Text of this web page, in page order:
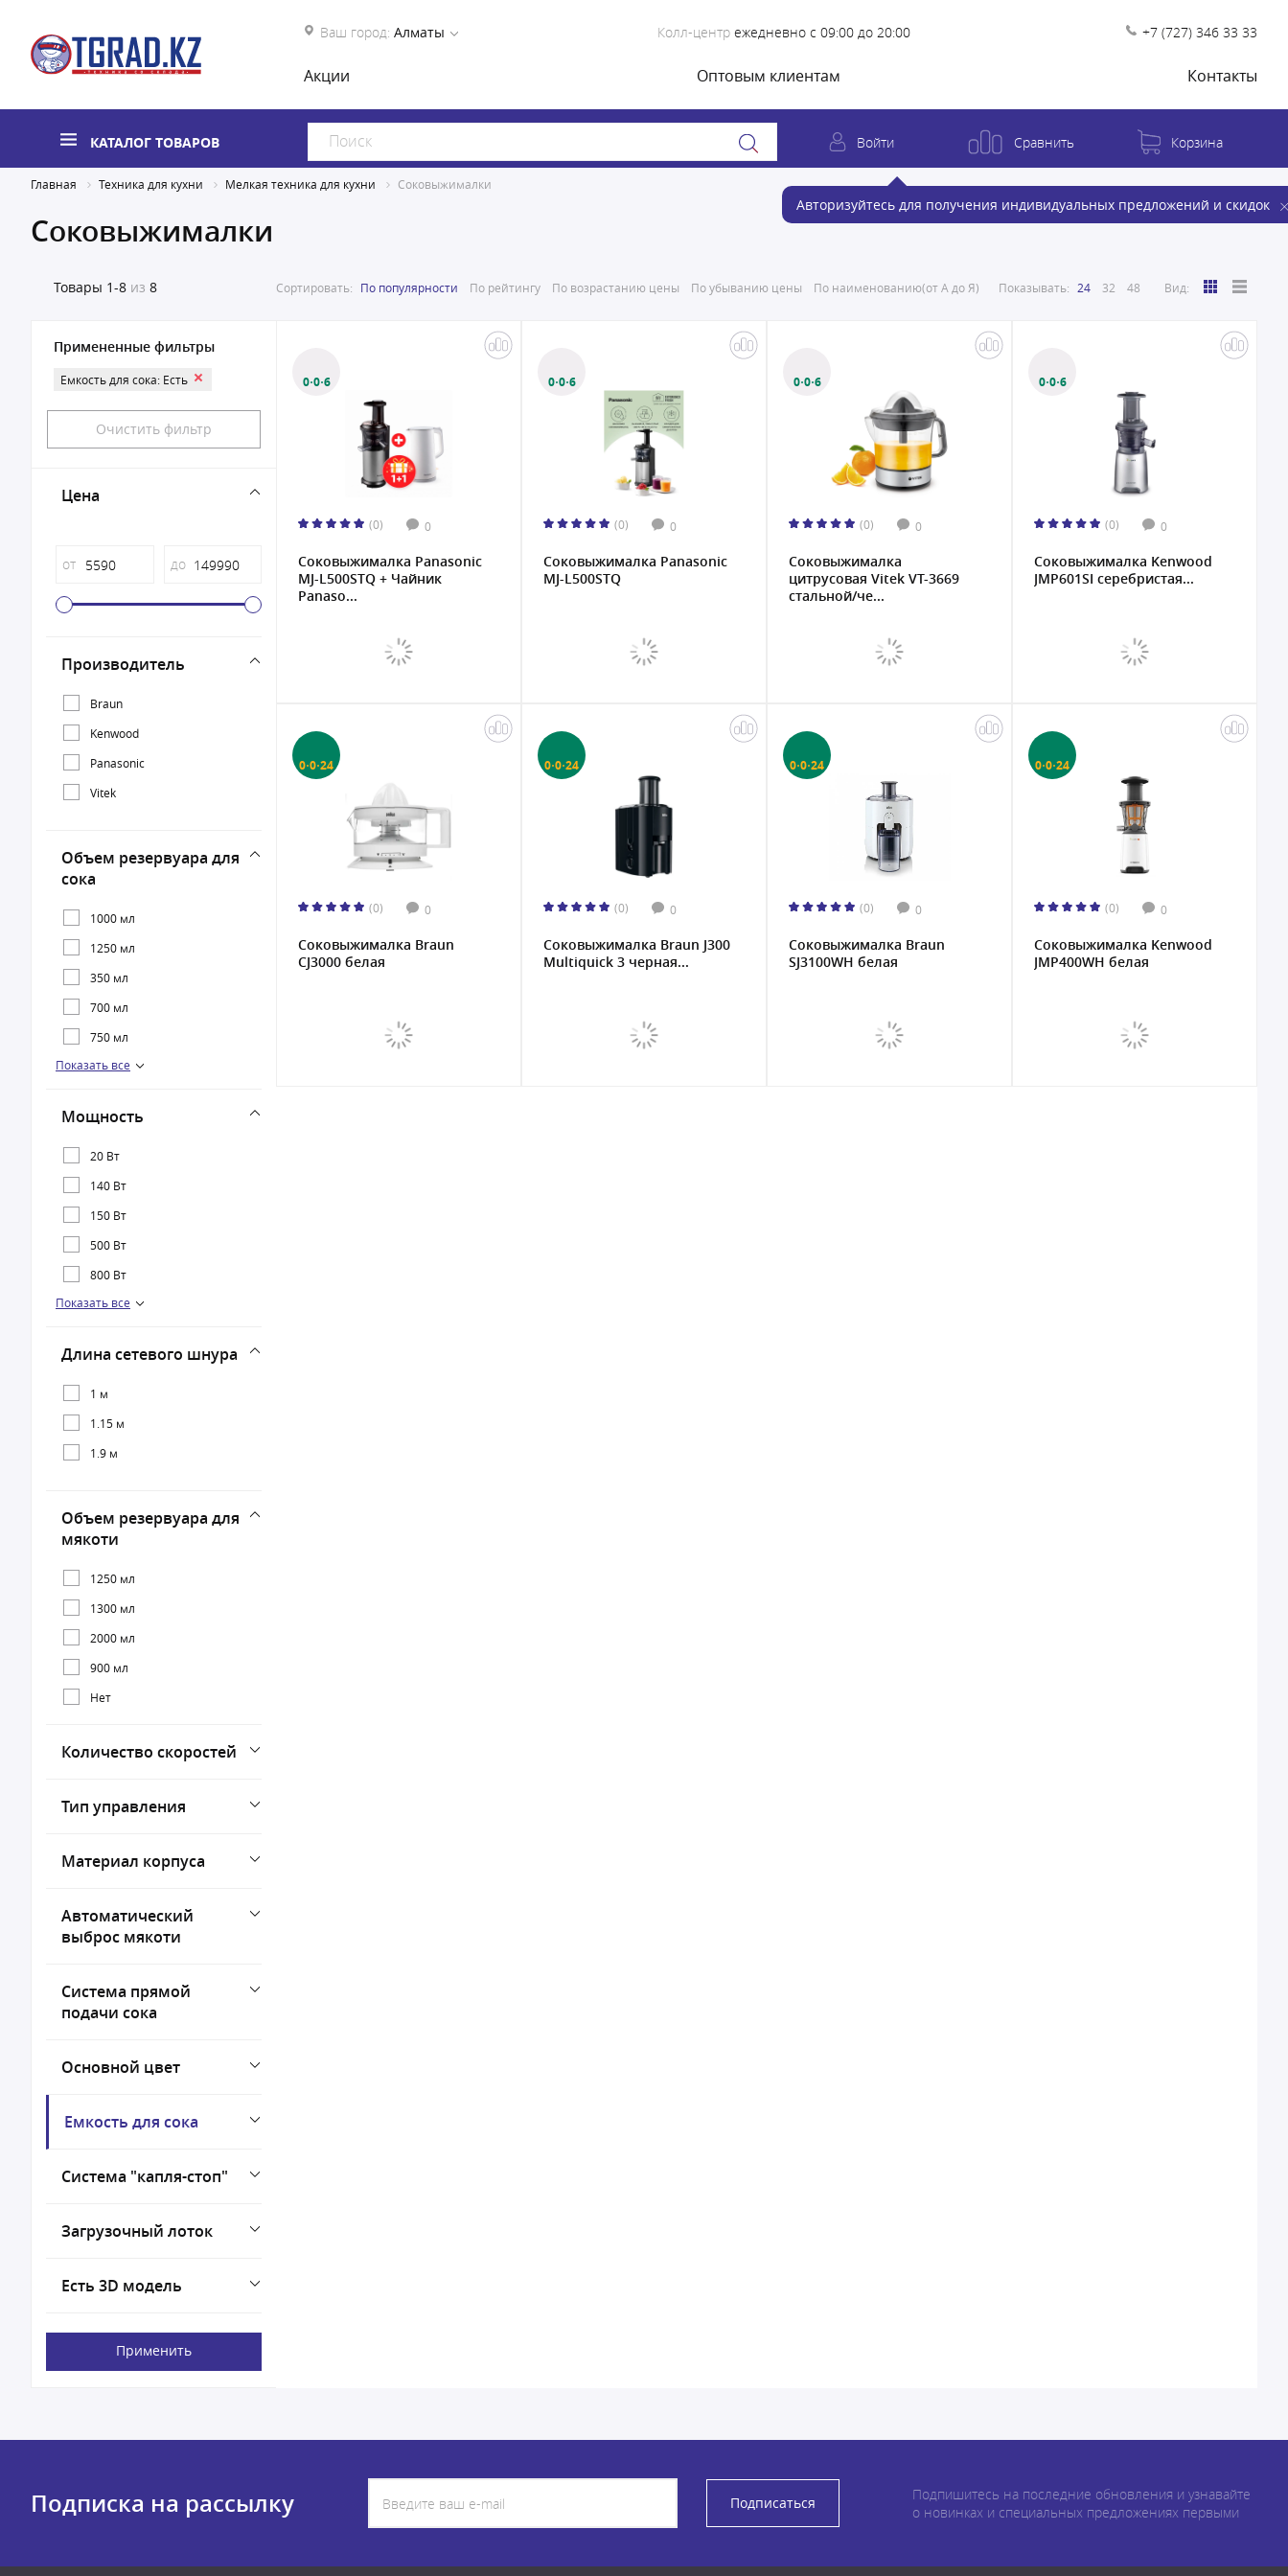
Ваш город: Алматы Колл-центр ежедневно с 09:00 до 20:00 +7 (727) 346 33 33
Акции Оптовым клиентам Контакты
КАТАЛОГ ТОВАРОВ Войти
Авторизуйтесь для получения индивидуальных предложений и скидок
Сравнить Корзина
Главная Техника для кухни Мелкая техника для кухни Соковыжималки
Соковыжималки
Товары 1-8 из 8 Сортировать: По популярности По рейтингу По возрастанию цены По убыванию цены По наименованию(от А до Я) Показывать: 24 32 48 Вид:
Примененные фильтры
Емкость для сока: Есть
Очистить фильтр
Цена
от до
Производитель
Braun
Kenwood
Panasonic
Vitek
Объем резервуара для
сока
1000 мл
1250 мл
350 мл
700 мл
750 мл
900 мл
Показать все
Мощность
20 Вт
140 Вт
150 Вт
500 Вт
800 Вт
2400 Вт
Показать все
Длина сетевого шнура
1 м
1.15 м
1.9 м
Объем резервуара для
мякоти
1250 мл
1300 мл
2000 мл
900 мл
Нет
Количество скоростей
Тип управления
Материал корпуса
Автоматический
выброс мякоти
Система прямой
подачи сока
Основной цвет
Емкость для сока
Система "капля-стоп"
Загрузочный лоток
Есть 3D модель
Применить
0·0·6
(0) 0
Соковыжималка Panasonic
MJ-L500STQ + Чайник
Panaso...
0·0·6
(0) 0
Соковыжималка Panasonic
MJ-L500STQ
0·0·6
(0) 0
Соковыжималка
цитрусовая Vitek VT-3669
стальной/че...
0·0·6
(0) 0
Соковыжималкa Kenwood
JMP601SI серебристая...
0·0·24
(0) 0
Соковыжималкa Braun
CJ3000 белая
0·0·24
(0) 0
Соковыжималкa Braun J300
Multiquick 3 черная...
0·0·24
(0) 0
Соковыжималкa Braun
SJ3100WH белая
0·0·24
(0) 0
Соковыжималкa Kenwood
JMP400WH белая
Подписка на рассылку Подписаться
Подпишитесь на последние обновления и узнавайте
о новинках и специальных предложениях первыми